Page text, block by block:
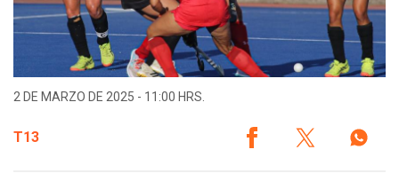
2 DE MARZO DE 2025 - 11:00 HRS.
T13